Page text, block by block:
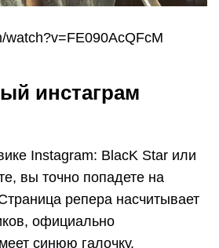
watch?v=FE090AcQFcM
инстаграм
Instagram: BlacK Star или
вы точно попадете на
репера насчитывает
официально
синюю галочку.